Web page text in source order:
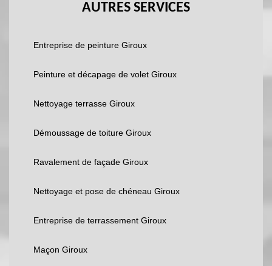
AUTRES SERVICES
Entreprise de peinture Giroux
Peinture et décapage de volet Giroux
Nettoyage terrasse Giroux
Démoussage de toiture Giroux
Ravalement de façade Giroux
Nettoyage et pose de chéneau Giroux
Entreprise de terrassement Giroux
Maçon Giroux